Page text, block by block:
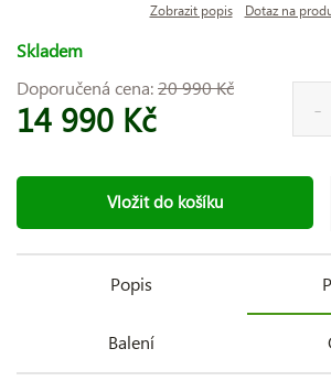
Zobrazit popis Dotaz na
Skladem
Doporučená cena:20 990 Kč
14 990 Kč
Vložit do košíku
Popis
Balení